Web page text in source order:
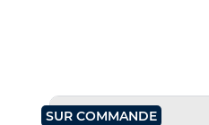
SUR COMMANDE